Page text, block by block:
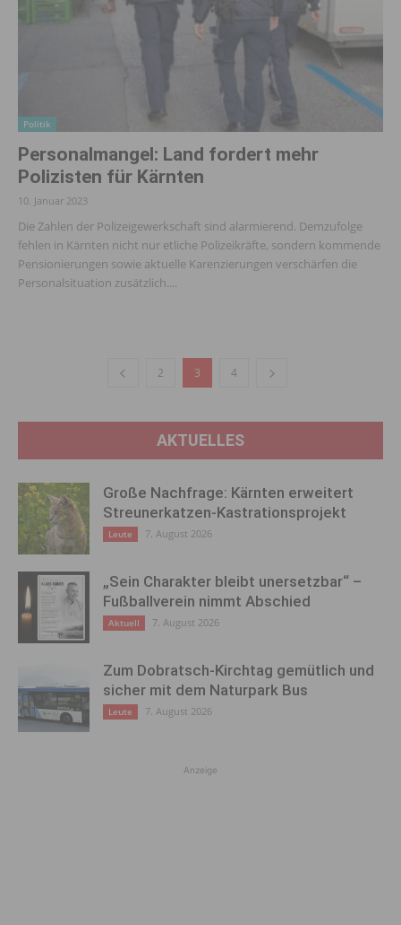
Politik
Personal­mangel: Land fordert mehr
Polizisten für Kärnten
10. Januar 2023
Die Zahlen der Polizeigewerkschaft sind alarmierend. Demzufolge
fehlen in Kärnten nicht nur etliche Polizeikräfte, sondern kommende
Pensionierungen sowie aktuelle Karenzierungen verschärfen die
Personalsituation zusätzlich....
2 3 4
AKTUELLES
Große Nachfrage: Kärnten erweitert
Streunerkatzen-Kastrationsprojekt
Leute 7. August 2026
„Sein Charakter bleibt unersetzbar“ –
Fußballverein nimmt Abschied
Aktuell 7. August 2026
Zum Dobratsch-Kirchtag gemütlich und
sicher mit dem Naturpark Bus
Leute 7. August 2026
Anzeige